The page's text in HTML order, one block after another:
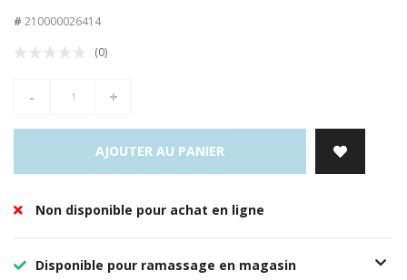
# 210000026414
(0)
- +
AJOUTER AU PANIER
Non disponible pour achat en ligne
Disponible pour ramassage en magasin